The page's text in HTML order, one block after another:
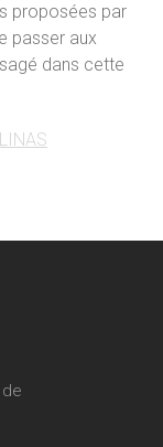
proposées par
passer aux
dans cette